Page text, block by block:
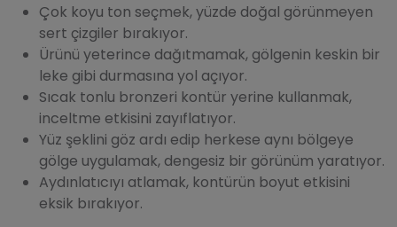
Çok koyu ton seçmek, yüzde doğal görünmeyen
sert çizgiler bırakıyor.
Ürünü yeterince dağıtmamak, gölgenin keskin bir
leke gibi durmasına yol açıyor.
Sıcak tonlu bronzeri kontür yerine kullanmak,
inceltme etkisini zayıflatıyor.
Yüz şeklini göz ardı edip herkese aynı bölgeye
gölge uygulamak, dengesiz bir görünüm yaratıyor.
Aydınlatıcıyı atlamak, kontürün boyut etkisini
eksik bırakıyor.